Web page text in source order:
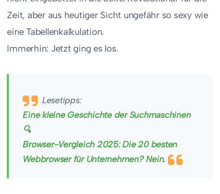
Zeit, aber aus heutiger Sicht ungefähr so sexy wie
eine Tabellenkalkulation.
Immerhin: Jetzt ging es los.
Lesetipps:
Eine kleine Geschichte der Suchmaschinen
🔍
Browser-Vergleich 2025: Die 20 besten
Webbrowser für Unternehmen? Nein.